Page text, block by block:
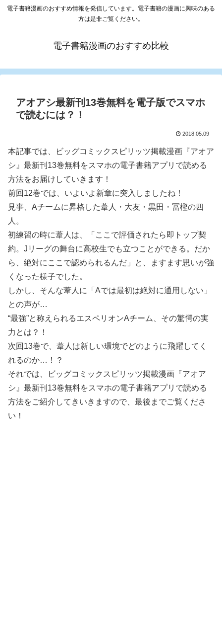
電子書籍漫画のおすすめ情報を発信しています。電子書籍の漫画に興味のある
方は是非ご覧ください。
電子書籍漫画のおすすめ比較
アオアシ最新刊13巻無料を電子版でスマホ
で読むには？！
2018.05.09
本記事では、ビッグコミックスピリッツ掲載漫画『アオア
シ』最新刊13巻無料をスマホの電子書籍アプリで読める
方法をお届けしていきます！
前回12巻では、いよいよ新章に突入しましたね！
見事、Aチームに昇格した葦人・大友・黒田・冨樫の四
人。
初練習の時に葦人は、「ここで評価されたら即トップ契
約。Jリーグの舞台に高校生でも立つことができる。だか
ら、絶対にここで認められるんだ」と、ますます思いが強
くなった様子でした。
しかし、そんな葦人に「Aでは最初は絶対に通用しない」
との声が…
“最強”と称えられるエスペリオンAチーム、その驚愕の実
力とは？！
次回13巻で、葦人は新しい環境でどのように飛躍してく
れるのか…！？
それでは、ビッグコミックスピリッツ掲載漫画『アオア
シ』最新刊13巻無料をスマホの電子書籍アプリで読める
方法をご紹介してきいきますので、最後までご覧くださ
い！